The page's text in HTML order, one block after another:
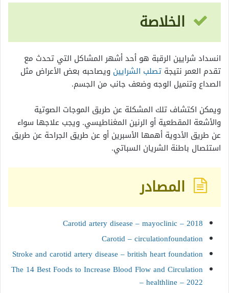
الخلاصة
انسداد شرايين الرقبة هو أحد أشهر المشاكل التي تحدث مع
تقدم العمر نتيجة تصلب الشرايين ويصاحبه بعض الأعراض مثل
الصداع وتنميل الوجه وضعف جانب من الجسم.
ويمكن اكتشاف تلك المشكلة عن طريق الموجات الصوتية
والأشعة المقطعية أو الرنين المغناطيسي. ويجب علاجها سواء
عن طريق الأدوية أهمها الأسبرين أو عن طريق الجراحة عن طريق
استئصال باطنة الشريان السباتي.
المصادر
Carotid artery disease – mayoclinic – 2018
Carotid – circulationfoundation
Stroke and carotid artery disease – british heart foundation
The 14 Best Foods to Increase Blood Flow and Circulation
– healthline – 2022